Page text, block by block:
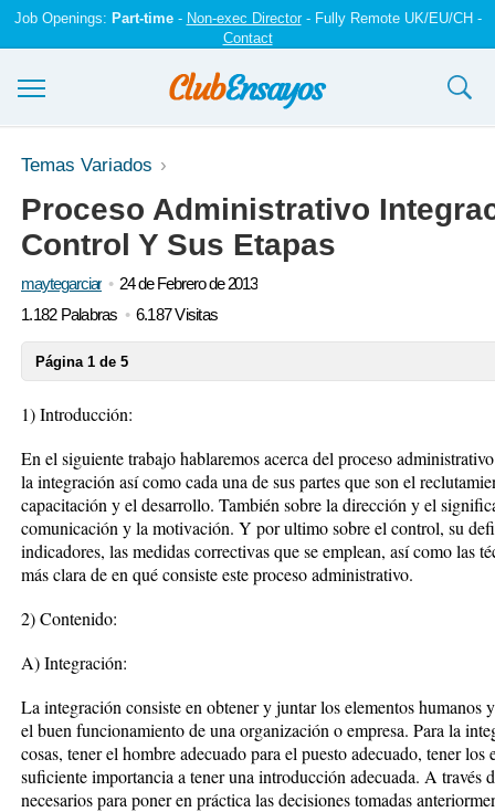
Job Openings: Part-time- Non-exec Director- Fully Remote UK/EU/CH -
Contact
Ensayos y trabajos
Registrarse
Iniciar sesión
Temas Variados
Proceso Administrativo
Control Y Sus Etapas
maytegarciar
24 de Febrero de 2013
1.182 Palabras
6.187 Visitas
Página 1 de 5
1) Introducción:
En el siguiente trabajo hablaremos acerca del proceso
la integración así como cada una de sus partes que son el
capacitación y el desarrollo. También sobre la dirección y el
comunicación y la motivación. Y por ultimo sobre el control, su
indicadores, las medidas correctivas que se emplean, así como las
más clara de en qué consiste este proceso administrativo.
2) Contenido:
A) Integración:
La integración consiste en obtener y juntar los elementos humanos
el buen funcionamiento de una organización o empresa. Para la
cosas, tener el hombre adecuado para el puesto adecuado, tener
suficiente importancia a tener una introducción adecuada. A través
necesarios para poner en práctica las decisiones tomadas